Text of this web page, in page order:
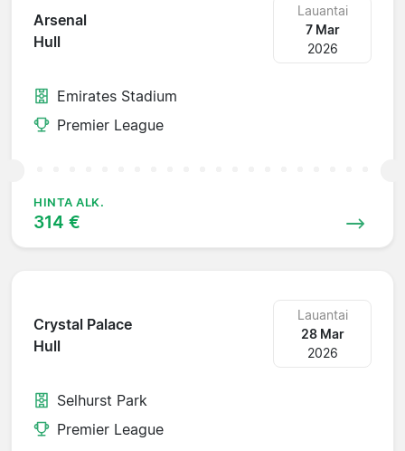
Arsenal
Hull
Lauantai
7 Mar
2026
Emirates Stadium
Premier League
HINTA ALK.
314 €
Crystal Palace
Hull
Lauantai
28 Mar
2026
Selhurst Park
Premier League